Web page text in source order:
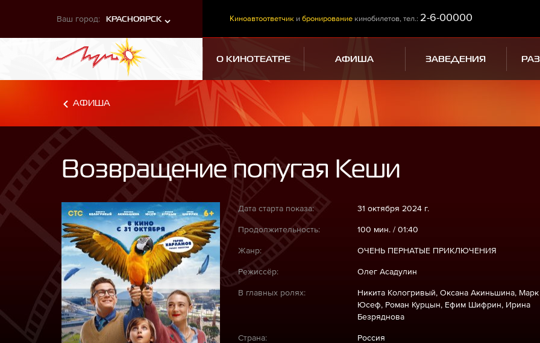
Ваш город: КРАСНОЯРСК Киноавтоответчик и бронирование кинобилетов, тел.: 2-6-00000
О КИНОТЕАТРЕ АФИША ЗАВЕДЕНИЯ
АФИША
Возвращение попугая Кеши
Дата старта показа: 31 октября 2024 г.
Продолжительность: 100 мин. / 01:40
Жанр: ОЧЕНЬ ПЕРНАТЫЕ ПРИКЛЮЧЕНИЯ
Режиссёр: Олег Асадулин
В главных ролях:
Никита Кологривый, Оксана Акиньшина, Марк
Юсеф, Роман Курцын, Ефим Шифрин, Ирина
Безряднова
Страна: Россия